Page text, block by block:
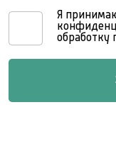
Я
обработку